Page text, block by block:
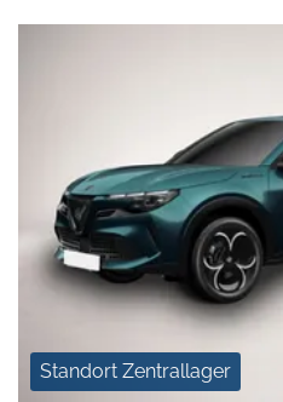
Standort Zentrallager